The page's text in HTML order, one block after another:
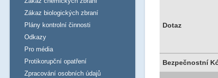
Dotaz
Bezpečnostní
Zákaz biologických zbraní
Plány kontrolní činnosti
Odkazy
Pro média
Protikorupční opatření
Zpracování osobních údajů